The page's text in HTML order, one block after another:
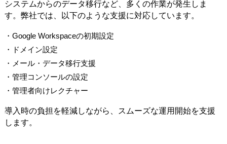
システムからのデータ移行など、多くの作業が発生しま
す。弊社では、以下のような支援に対応しています。
・Google Workspaceの初期設定
・ドメイン設定
・メール・データ移行支援
・管理コンソールの設定
・管理者向けレクチャー
導入時の負担を軽減しながら、スムーズな運用開始を支援
します。